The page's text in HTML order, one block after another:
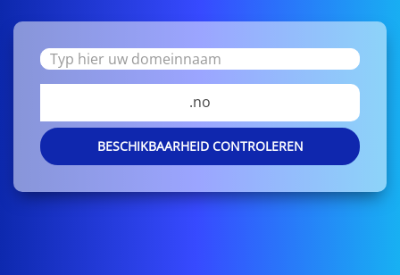
.no
BESCHIKBAARHEID CONTROLEREN